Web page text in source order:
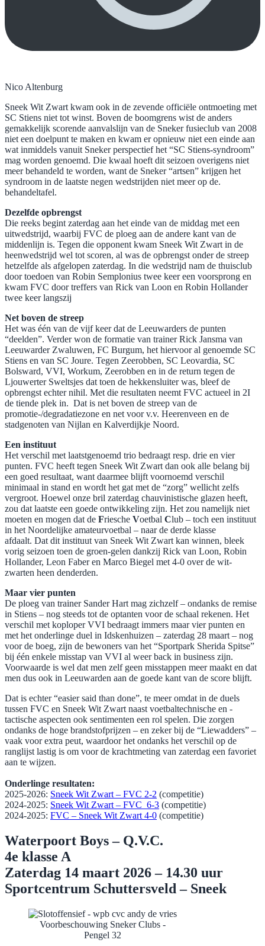
Nico Altenburg
Sneek Wit Zwart kwam ook in de zevende officiële ontmoeting met
SC Stiens niet tot winst. Boven de boomgrens wist de anders
gemakkelijk scorende aanvalslijn van de Sneker fusieclub van 2008
niet een doelpunt te maken en kwam er opnieuw niet een einde aan
wat inmiddels vanuit Sneker perspectief het “SC Stiens-syndroom”
mag worden genoemd. Die kwaal hoeft dit seizoen overigens niet
meer behandeld te worden, want de Sneker “artsen” krijgen het
syndroom in de laatste negen wedstrijden niet meer op de.
behandeltafel.
Dezelfde opbrengst
Die reeks begint zaterdag aan het einde van de middag met een
uitwedstrijd, waarbij FVC de ploeg aan de andere kant van de
middenlijn is. Tegen die opponent kwam Sneek Wit Zwart in de
heenwedstrijd wel tot scoren, al was de opbrengst onder de streep
hetzelfde als afgelopen zaterdag. In die wedstrijd nam de thuisclub
door toedoen van Robin Semplonius twee keer een voorsprong en
kwam FVC door treffers van Rick van Loon en Robin Hollander
twee keer langszij
Net boven de streep
Het was één van de vijf keer dat de Leeuwarders de punten
“deelden”. Verder won de formatie van trainer Rick Jansma van
Leeuwarder Zwaluwen, FC Burgum, het hiervoor al genoemde SC
Stiens en van SC Joure. Tegen Zeerobben, SC Leovardia, SC
Bolsward, VVI, Workum, Zeerobben en in de return tegen de
Ljouwerter Sweltsjes dat toen de hekkensluiter was, bleef de
opbrengst echter nihil. Met die resultaten neemt FVC actueel in 2I
de tiende plek in. Dat is net boven de streep van de
promotie-/degradatiezone en net voor v.v. Heerenveen en de
stadgenoten van Nijlan en Kalverdijkje Noord.
​Een instituut
Het verschil met laatstgenoemd trio bedraagt resp. drie en vier
punten. FVC heeft tegen Sneek Wit Zwart dan ook alle belang bij
een goed resultaat, want daarmee blijft voornoemd verschil
minimaal in stand en wordt het gat met de “zorg” wellicht zelfs
vergroot. Hoewel onze bril zaterdag chauvinistische glazen heeft,
zou dat laatste een goede ontwikkeling zijn. Het zou namelijk niet
moeten en mogen dat de Friesche Voetbal Club – toch een instituut
in het Noordelijke amateurvoetbal – naar de derde klasse
afdaalt. Dat dit instituut van Sneek Wit Zwart kan winnen, bleek
vorig seizoen toen de groen-gelen dankzij Rick van Loon, Robin
Hollander, Leon Faber en Marco Biegel met 4-0 over de wit-
zwarten heen denderden.
Maar vier punten
De ploeg van trainer Sander Hart mag zichzelf – ondanks de remise
in Stiens – nog steeds tot de optanten voor de schaal rekenen. Het
verschil met koploper VVI bedraagt immers maar vier punten en
met het onderlinge duel in Idskenhuizen – zaterdag 28 maart – nog
voor de boeg, zijn de bewoners van het “Sportpark Sherida Spitse”
bij één enkele misstap van VVI al weer back in business zijn.
Voorwaarde is wel dat men zelf geen misstappen meer maakt en dat
men dus ook in Leeuwarden aan de goede kant van de score blijft.
Dat is echter “easier said than done”, te meer omdat in de duels
tussen FVC en Sneek Wit Zwart naast voetbaltechnische en -
tactische aspecten ook sentimenten een rol spelen. Die zorgen
ondanks de hoge brandstofprijzen – en zeker bij de “Liewadders” –
vaak voor extra peut, waardoor het ondanks het verschil op de
ranglijst lastig is om voor de krachtmeting van zaterdag een favoriet
aan te wijzen.
Onderlinge resultaten:
​2025-2026: Sneek Wit Zwart – FVC 2-2 (competitie)
​​2024-2025: Sneek Wit Zwart – FVC 6-3 (competitie)
2024-2025: FVC – Sneek Wit Zwart 4-0 (competitie)
Waterpoort Boys – Q.V.C.
4e klasse A
Zaterdag 14 maart 2026 – 14.30 uur
Sportcentrum Schuttersveld – Sneek
Voorbeschouwing Sneker Clubs -
Pengel 32